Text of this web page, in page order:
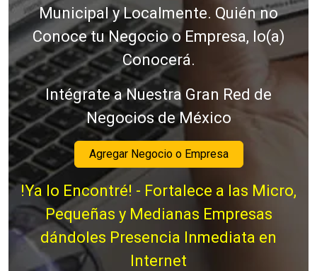
Municipal y Localmente. Quién no
Conoce tu Negocio o Empresa, lo(a)
Conocerá.
Intégrate a Nuestra Gran Red de
Negocios de México
Agregar Negocio o Empresa
!Ya lo Encontré! - Fortalece a las Micro,
Pequeñas y Medianas Empresas
dándoles Presencia Inmediata en
Internet